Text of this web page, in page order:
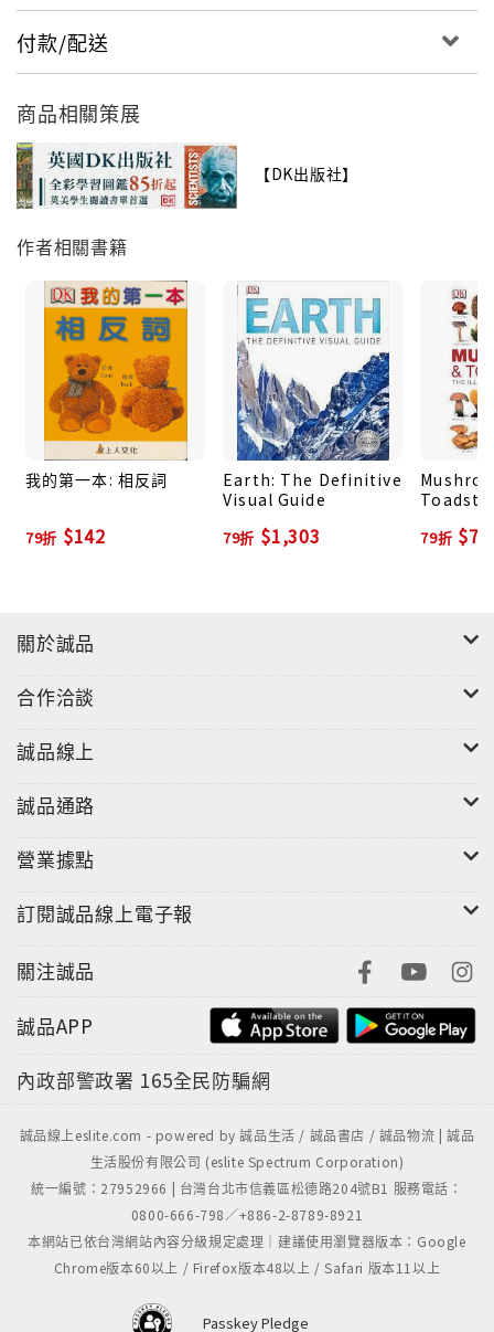
付款/配送
商品相關策展
【DK出版社】
作者相關書籍
我的第一本: 相反詞
79折 $142
Earth: The Definitive
Visual Guide
79折 $1,303 79折
關於誠品
合作洽談
誠品線上
誠品通路
營業據點
訂閱誠品線上電子報
關注誠品
誠品APP
內政部警政署 165全民防騙網
誠品線上eslite.com - powered by 誠品生活 / 誠品書店 / 誠品物流 | 誠品
生活股份有限公司 (eslite Spectrum Corporation)
統一編號：27952966 | 台灣台北市信義區松德路204號B1 服務電話：
0800-666-798／+886-2-8789-8921
本網站已依台灣網站內容分級規定處理｜建議使用瀏覽器版本：Google
Chrome版本60以上 / Firefox版本48以上 / Safari 版本11以上
Passkey Pledge